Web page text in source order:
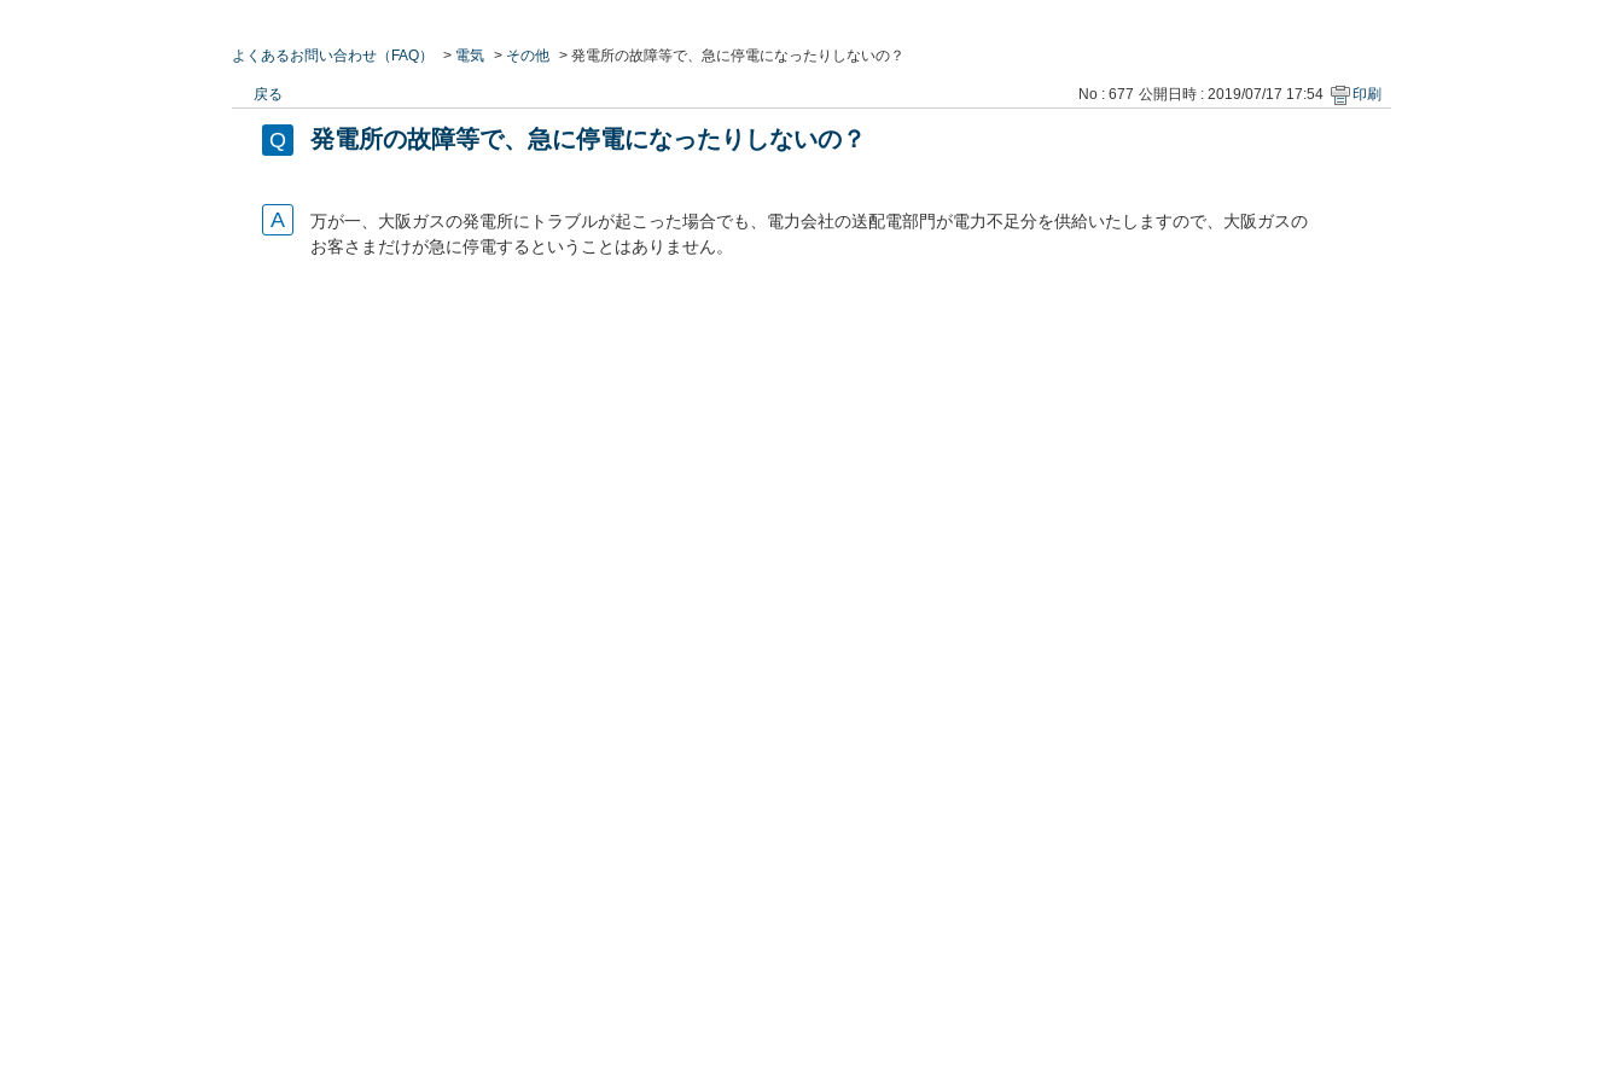
よくあるお問い合わせ（FAQ） > 電気 > その他 > 発電所の故障等で、急に停電になったりしないの？
戻る No : 677 公開日時 : 2019/07/17 17:54 印刷
発電所の故障等で、急に停電になったりしないの？
万が一、大阪ガスの発電所にトラブルが起こった場合でも、電力会社の送配電部門が電力不足分を供給いたしますので、大阪ガスの
お客さまだけが急に停電するということはありません。